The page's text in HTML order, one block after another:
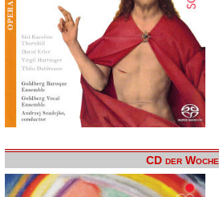
CD der Woche